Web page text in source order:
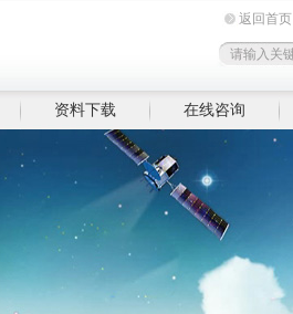
返回首页
资料下载 在线咨询